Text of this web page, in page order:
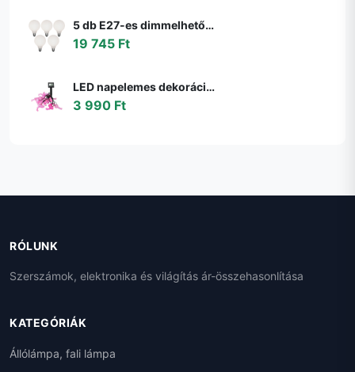
5 db E27-es dimmelhető LED izzó G95 matt 4W 430lm 2200-4000K szett
19 745 Ft
LED napelemes dekorációs lánc 10xLED/1,2V 300mAh 3,8m IP44 flamingó 311535
3 990 Ft
RÓLUNK
Szerszámok, elektronika és világítás ár-összehasonlítása
KATEGÓRIÁK
Állólámpa, fali lámpa